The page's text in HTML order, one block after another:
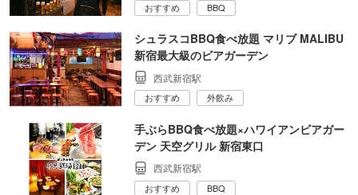
おすすめ BBQ
シュラスコBBQ食べ放題 マリブ MALIBU
新宿最大級のビアガーデン
西武新宿駅
おすすめ 外飲み
手ぶらBBQ食べ放題×ハワイアンビアガー
デン 天空グリル 新宿東口
西武新宿駅
おすすめ BBQ